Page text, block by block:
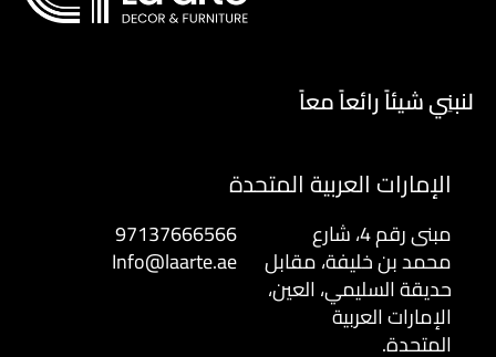
لنبنِي شيئاً رائعاً معاً
الإمارات العربية المتحدة
مبنى رقم 4، شارع
محمد بن خليفة، مقابل
حديقة السليمي، العين،
الإمارات العربية
المتحدة.
97137666566
Info@laarte.ae